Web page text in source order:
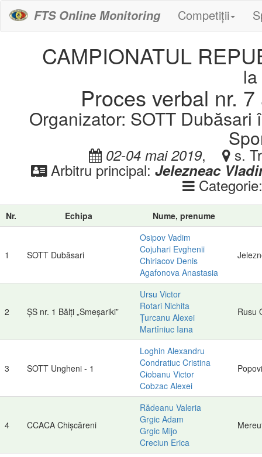
FTS Online Monitoring Competiții
CAMPIONATUL
Proces verbal nr.
Organizator: SOTT
02-04 mai 2019, s.
Arbitru principal: Jelezneac
Nr. Echipa Nume, prenume
1 SOTT Dubăsari
Osipov Vadim
Cojuhari Evghenii
Chiriacov Denis
Agafonova Anastasia
2 ȘS nr. 1 Bălți „Smeșariki”
Ursu Victor
Rotari Nichita
Țurcanu Alexei
Martîniuc Iana
Rusu
3 SOTT Ungheni - 1
Loghin Alexandru
Condratiuc Cristina
Ciobanu Victor
Cobzac Alexei
4 CCACA Chișcăreni
Rădeanu Valeria
Grgic Adam
Grgic Mijo
Creciun Erica